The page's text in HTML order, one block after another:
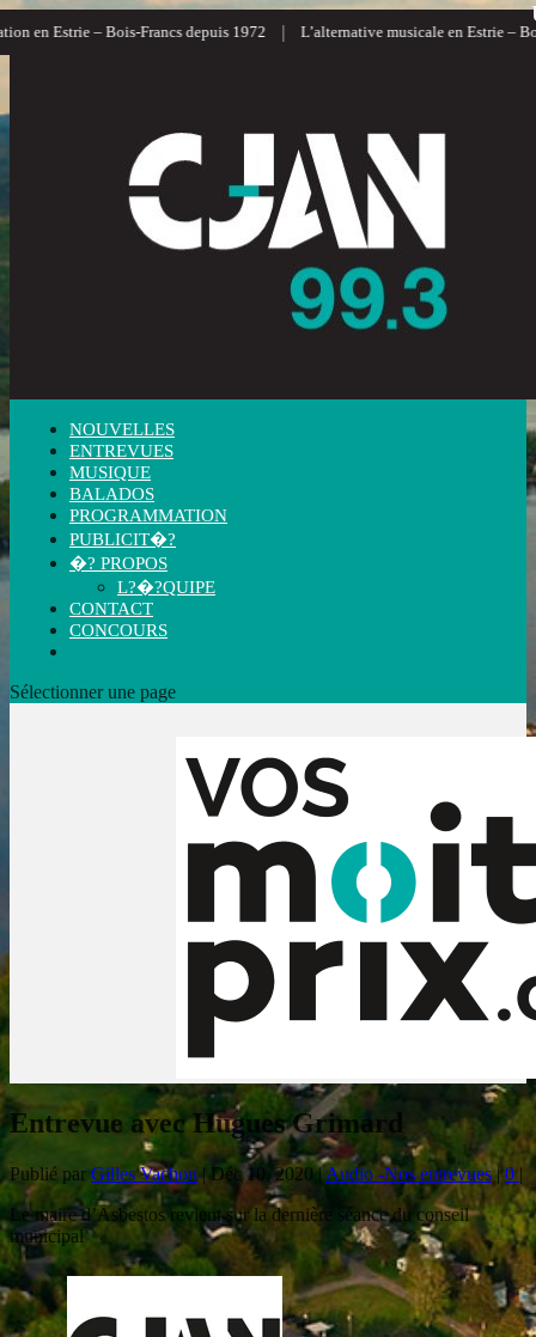
en Estrie – Bois-Francs depuis 1972 | L’alternative musicale en Estrie –
NOUVELLES
ENTREVUES
MUSIQUE
BALADOS
PROGRAMMATION
PUBLICIT�?
�? PROPOS
L?�?QUIPE
CONTACT
CONCOURS
Sélectionner une page
Entrevue avec Hugues Grimard
Publié parGilles Vachon | Déc 10, 2020|Audio -Nos entrevues|0 |
Le maire d’Asbestos revient sur la dernière séance du conseil
municipal